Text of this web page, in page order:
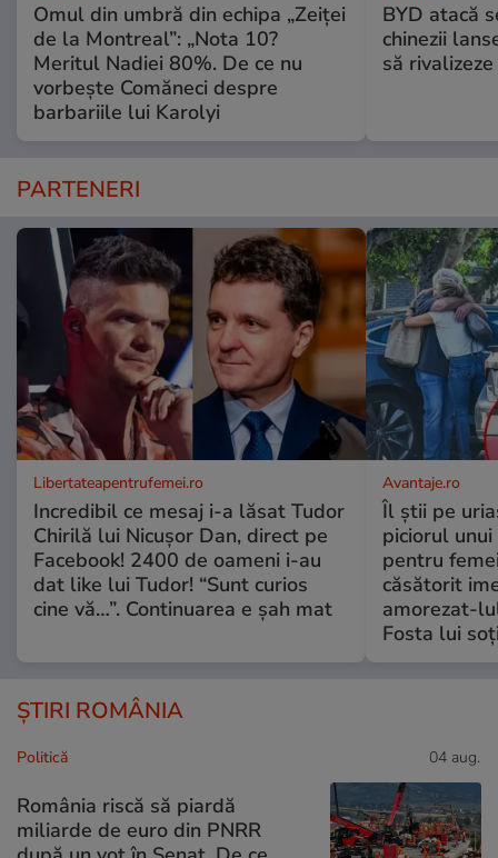
Omul din umbră din echipa „Zeiței
de la Montreal”: „Nota 10?
Meritul Nadiei 80%. De ce nu
vorbește Comăneci despre
barbariile lui Karolyi
BYD atacă
chinezii
să
PARTENERI
Libertateapentrufemei.ro
Incredibil ce mesaj i-a lăsat Tudor
Chirilă lui Nicușor Dan, direct pe
Facebook! 2400 de oameni i-au
dat like lui Tudor! “Sunt curios
cine vă…”. Continuarea e șah mat
Avantaje.ro
Îl știi pe
piciorul
pentru
căsătorit
amorezat-
Fosta lui
ȘTIRI ROMÂNIA
Politică 04 aug.
România riscă să piardă
miliarde de euro din PNRR